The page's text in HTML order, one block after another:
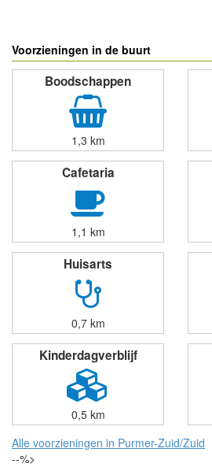
Voorzieningen in de buurt
Boodschappen
1,3 km
Cafetaria
1,1 km
Huisarts
0,7 km
Kinderdagverblijf
0,5 km
Alle voorzieningen in Purmer-Zuid/Zuid
--%>